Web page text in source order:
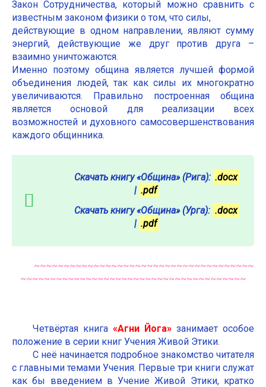
Закон Сотрудничества, который можно сравнить с
известным законом физики о том, что силы,
действующие в одном направлении, являют сумму
энергий, действующие же друг против друга –
взаимно уничтожаются.
Именно поэтому община является лучшей формой
объединения людей, так как силы их многократно
увеличиваются. Правильно построенная община
является основой для реализации всех
возможностей и духовного самосовершенствования
каждого общинника.
Скачать книгу «Община» (Рига): .docx
| .pdf
Скачать книгу «Община» (Урга): .docx
| .pdf
~~~~~~~~~~~~~~~~~~~~~~~~~~~~~~~~~~~~~
~~~~~~~~~~~~~~~~~~~~~~~~~~~~~~~~~~~~~~
Четвёртая книга «Агни Йога» занимает особое
положение в серии книг Учения Живой Этики.
С неё начинается подробное знакомство читателя
с главными темами Учения. Первые три книги служат
как бы введением в Учение Живой Этики, кратко